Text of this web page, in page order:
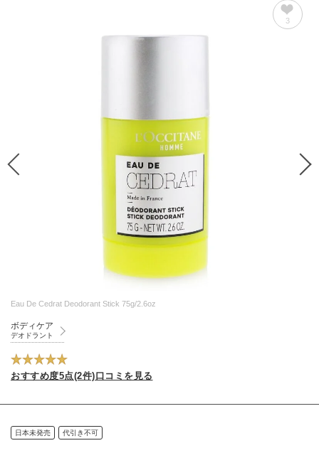
3
Eau De Cedrat Deodorant Stick 75g/2.6oz
ボディケア
デオドラント
おすすめ度5点(2件)口コミを見る
日本未発売 代引き不可